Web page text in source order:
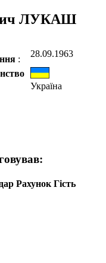
ЛУКАШ
:
28.09.1963
Україна
Рахунок Гість